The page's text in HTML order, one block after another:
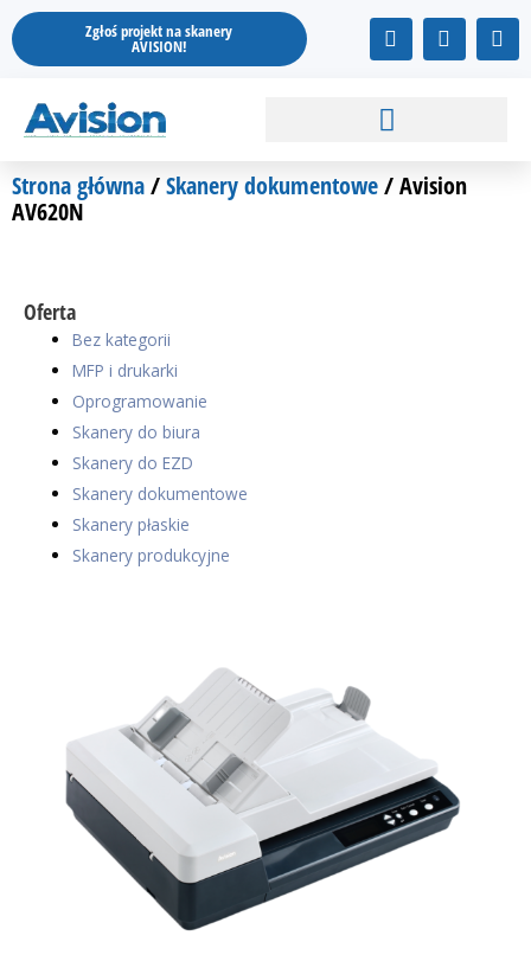
Przejdź
do
treści
Zgłoś projekt na skanery
AVISION!
F
a
c
b
o
k
I
n
s
a
m
Y
o
u
Strona główna/Skanery dokumentowe/ Avision
AV620N
Oferta
Bez kategorii
MFP i drukarki
Oprogramowanie
Skanery do biura
Skanery do EZD
Skanery dokumentowe
Skanery płaskie
Skanery produkcyjne